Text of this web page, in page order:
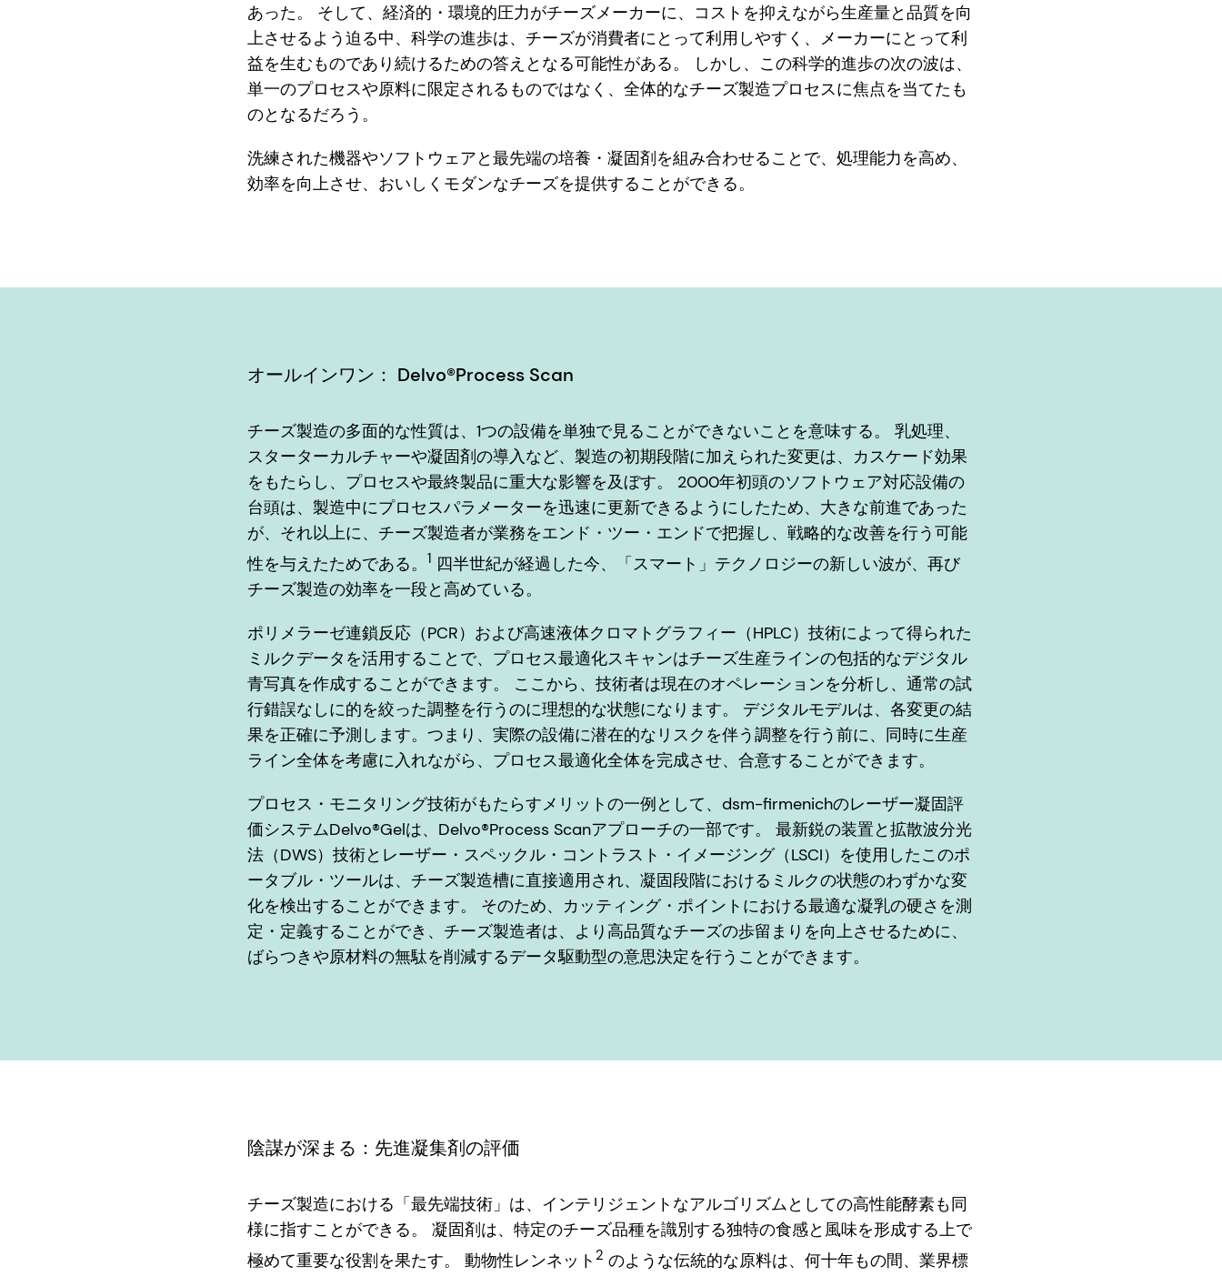
あった。 そして、経済的・環境的圧力がチーズメーカーに、コストを抑えながら生産量と品質を向
上させるよう迫る中、科学の進歩は、チーズが消費者にとって利用しやすく、メーカーにとって利
益を生むものであり続けるための答えとなる可能性がある。 しかし、この科学的進歩の次の波は、
単一のプロセスや原料に限定されるものではなく、全体的なチーズ製造プロセスに焦点を当てたも
のとなるだろう。
洗練された機器やソフトウェアと最先端の培養・凝固剤を組み合わせることで、処理能力を高め、
効率を向上させ、おいしくモダンなチーズを提供することができる。
オールインワン： Delvo®Process Scan
チーズ製造の多面的な性質は、1つの設備を単独で見ることができないことを意味する。 乳処理、
スターターカルチャーや凝固剤の導入など、製造の初期段階に加えられた変更は、カスケード効果
をもたらし、プロセスや最終製品に重大な影響を及ぼす。 2000年初頭のソフトウェア対応設備の
台頭は、製造中にプロセスパラメーターを迅速に更新できるようにしたため、大きな前進であった
が、それ以上に、チーズ製造者が業務をエンド・ツー・エンドで把握し、戦略的な改善を行う可能
性を与えたためである。 1 四半世紀が経過した今、「スマート」テクノロジーの新しい波が、再び
チーズ製造の効率を一段と高めている。
ポリメラーゼ連鎖反応（PCR）および高速液体クロマトグラフィー（HPLC）技術によって得られた
ミルクデータを活用することで、プロセス最適化スキャンはチーズ生産ラインの包括的なデジタル
青写真を作成することができます。 ここから、技術者は現在のオペレーションを分析し、通常の試
行錯誤なしに的を絞った調整を行うのに理想的な状態になります。 デジタルモデルは、各変更の結
果を正確に予測します。つまり、実際の設備に潜在的なリスクを伴う調整を行う前に、同時に生産
ライン全体を考慮に入れながら、プロセス最適化全体を完成させ、合意することができます。
プロセス・モニタリング技術がもたらすメリットの一例として、dsm-firmenichのレーザー凝固評
価システムDelvo®Gelは、Delvo®Process Scanアプローチの一部です。 最新鋭の装置と拡散波分光
法（DWS）技術とレーザー・スペックル・コントラスト・イメージング（LSCI）を使用したこのポ
ータブル・ツールは、チーズ製造槽に直接適用され、凝固段階におけるミルクの状態のわずかな変
化を検出することができます。 そのため、カッティング・ポイントにおける最適な凝乳の硬さを測
定・定義することができ、チーズ製造者は、より高品質なチーズの歩留まりを向上させるために、
ばらつきや原材料の無駄を削減するデータ駆動型の意思決定を行うことができます。
陰謀が深まる：先進凝集剤の評価
チーズ製造における「最先端技術」は、インテリジェントなアルゴリズムとしての高性能酵素も同
様に指すことができる。 凝固剤は、特定のチーズ品種を識別する独特の食感と風味を形成する上で
極めて重要な役割を果たす。 動物性レンネット 2 のような伝統的な原料は、何十年もの間、業界標